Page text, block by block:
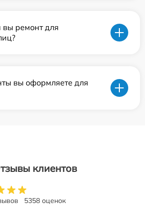
вы ремонт для
вы оформляете для
клиентов
5358 оценок